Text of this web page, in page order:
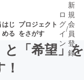
はじ
める
プロジェクト
をさがす
ロ
グ
イ
ン
/
新
規
会
員
登
録
「希望」を